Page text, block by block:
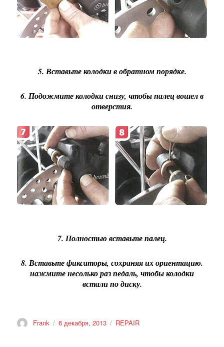
5. Вставьте колодки в обратном порядке.
6. Подожмите колодки снизу, чтобы палец вошел в
отверстия.
7. Полностью вставьте палец.
8. Вставьте фиксаторы, сохраняя их ориентацию.
нажмите несолько раз педаль, чтобы колодки
встали по диску.
Автор
Frank Опубликовано
6 декабря, 2013 Рубрики
REPAIR